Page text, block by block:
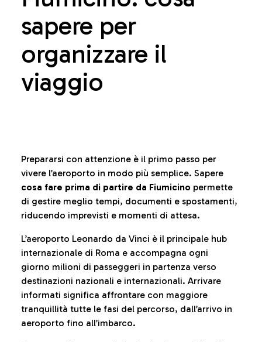
sapere per
organizzare il
viaggio
Prepararsi con attenzione è il primo passo per
vivere l’aeroporto in modo più semplice. Sapere
cosa fare prima di partire da Fiumicino permette
di gestire meglio tempi, documenti e spostamenti,
riducendo imprevisti e momenti di attesa.
L’aeroporto Leonardo da Vinci è il principale hub
internazionale di Roma e accompagna ogni
giorno milioni di passeggeri in partenza verso
destinazioni nazionali e internazionali. Arrivare
informati significa affrontare con maggiore
tranquillità tutte le fasi del percorso, dall’arrivo in
aeroporto fino all’imbarco.